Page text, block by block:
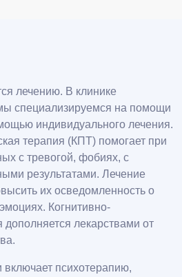
лечению. В клинике
специализируемся на помощи
индивидуального лечения.
терапия (КПТ) помогает при
с тревогой, фобиях, с
результатами. Лечение
их осведомленность о
Когнитивно-
дополняется лекарствами от
психотерапию,